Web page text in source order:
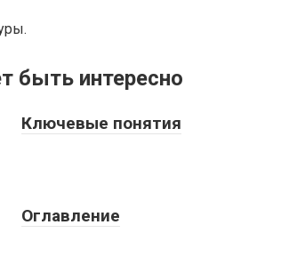
быть интересно
Ключевые понятия
Оглавление